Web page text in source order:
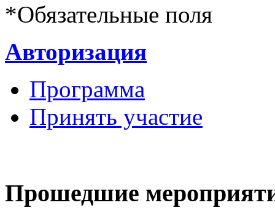
*Обязательные поля
Авторизация
Программа
Принять участие
Прошедшие